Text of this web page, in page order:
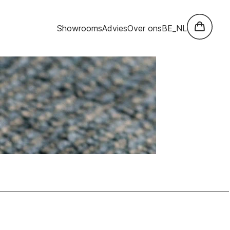
ShowroomsAdviesOver onsBE_NL